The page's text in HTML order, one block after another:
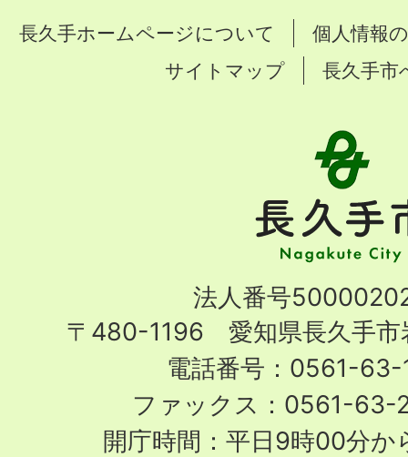
長久手ホームページについて
個人情報
サイトマップ
長久手市
手
市
City
法人番号
〒480-1196 愛知県長久手市
電話番号：0561-63-
ファックス：0561-63-
開庁時間：平日9時00分か